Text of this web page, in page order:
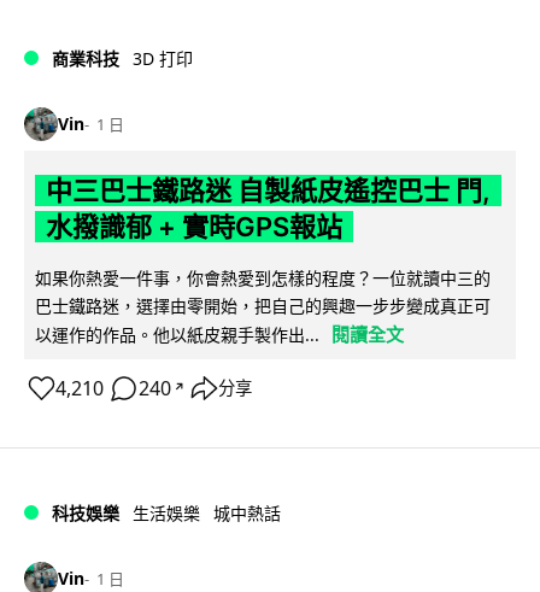
商業科技 3D 打印
Vin 1 日
中三巴士鐵路迷 自製紙皮遙控巴士 門,
水撥識郁 + 實時GPS報站
如果你熱愛一件事，你會熱愛到怎樣的程度？一位就讀中三的
巴士鐵路迷，選擇由零開始，把自己的興趣一步步變成真正可
以運作的作品。他以紙皮親手製作出...
閱讀全文
4,210 240 ↗ 分享
科技娛樂 生活娛樂 城中熱話
Vin 1 日